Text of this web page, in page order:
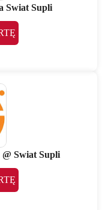
Swiat Supli
@ Swiat Supli